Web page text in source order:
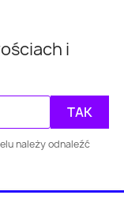
i
należy odnaleźć